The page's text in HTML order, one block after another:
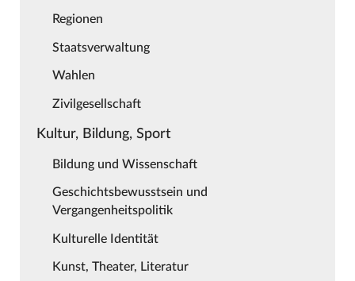
Regionen
Staatsverwaltung
Wahlen
Zivilgesellschaft
Kultur, Bildung, Sport
Bildung und Wissenschaft
Geschichtsbewusstsein und
Vergangenheitspolitik
Kulturelle Identität
Kunst, Theater, Literatur